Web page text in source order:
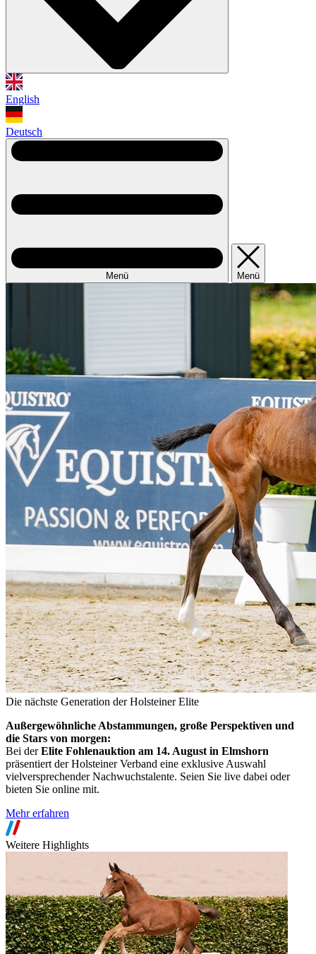
English
Deutsch
Menü Menü
Die nächste Generation der Holsteiner Elite
Außergewöhnliche Abstammungen, große Perspektiven und
die Stars von morgen:
Bei derElite Fohlenauktion am 14. August in Elmshorn
präsentiert der Holsteiner Verband eine exklusive Auswahl
vielversprechender Nachwuchstalente. Seien Sie live dabei oder
bieten Sie online mit.
Mehr erfahren
Weitere Highlights